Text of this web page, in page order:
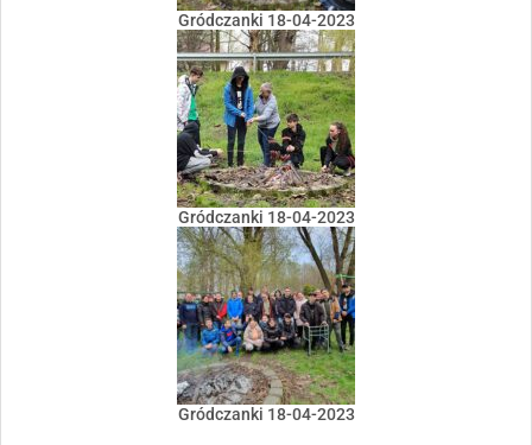
Gródczanki 18-04-2023
Gródczanki 18-04-2023
Gródczanki 18-04-2023